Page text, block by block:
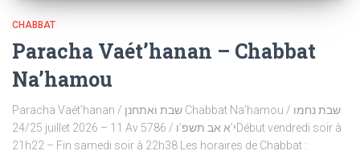
CHABBAT
Paracha Vaét’hanan – Chabbat
Na’hamou
Paracha Vaét’hanan / שבת ואתחנן Chabbat Na’hamou / שבת נחמו
24/25 juillet 2026 – 11 Av 5786 / י’א אב תשפ’וDébut vendredi soir à
21h22 – Fin samedi soir à 22h38 Les horaires de Chabbat :